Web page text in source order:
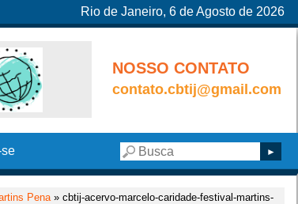
Rio de Janeiro, 6 de Agosto de 2026
NOSSO CONTATO
contato.cbtij@gmail.com
Pena» cbtij-acervo-marcelo-caridade-festival-martins-